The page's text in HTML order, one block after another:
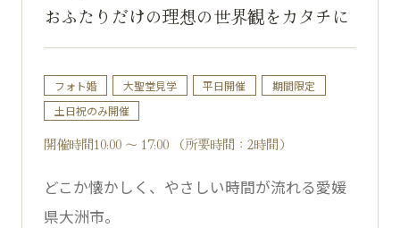
おふたりだけの理想の世界観をカタチに
フォト婚 大聖堂見学 平日開催
期間限定
土日祝のみ開催
開催時間10:00 ～ 17:00 （所要時間：2時間）
どこか懐かしく、やさしい時間が流れる愛媛
県大洲市。